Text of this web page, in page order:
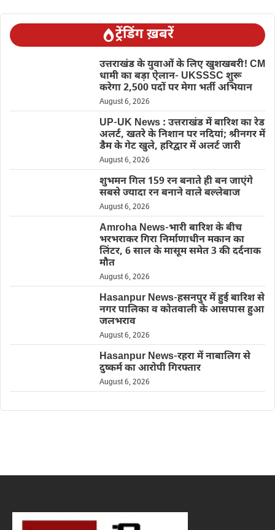
ट्रेंडिंग ख़बरें
उत्तराखंड के युवाओं के लिए खुशखबरी! CM
धामी का बड़ा ऐलान- UKSSSC शुरू
करेगा 2,500 पदों पर मेगा भर्ती अभियान
August 6, 2026
UP-UK News : उत्तराखंड में बारिश का रेड
अलर्ट, खतरे के निशान पर नदियां; श्रीनगर में
डैम के गेट खुले, हरिद्वार में अलर्ट जारी
August 6, 2026
शुभमन गिल 159 रन बनाते ही बन जाएंगे
सबसे ज्यादा रन बनाने वाले बल्लेबाज
August 6, 2026
Amroha News-भारी बारिश के बीच
भरभराकर गिरा निर्माणाधीन मकान का
लिंटर, 6 साल के मासूम समेत 3 की दर्दनाक
मौत
August 6, 2026
Hasanpur News-हसनपुर में हुई बारिश से
नगर पालिका व कोतवाली के आसपास हुआ
जलभराव
August 6, 2026
Hasanpur News-रहरा में नाबालिग से
दुष्कर्म का आरोपी गिरफ्तार
August 6, 2026